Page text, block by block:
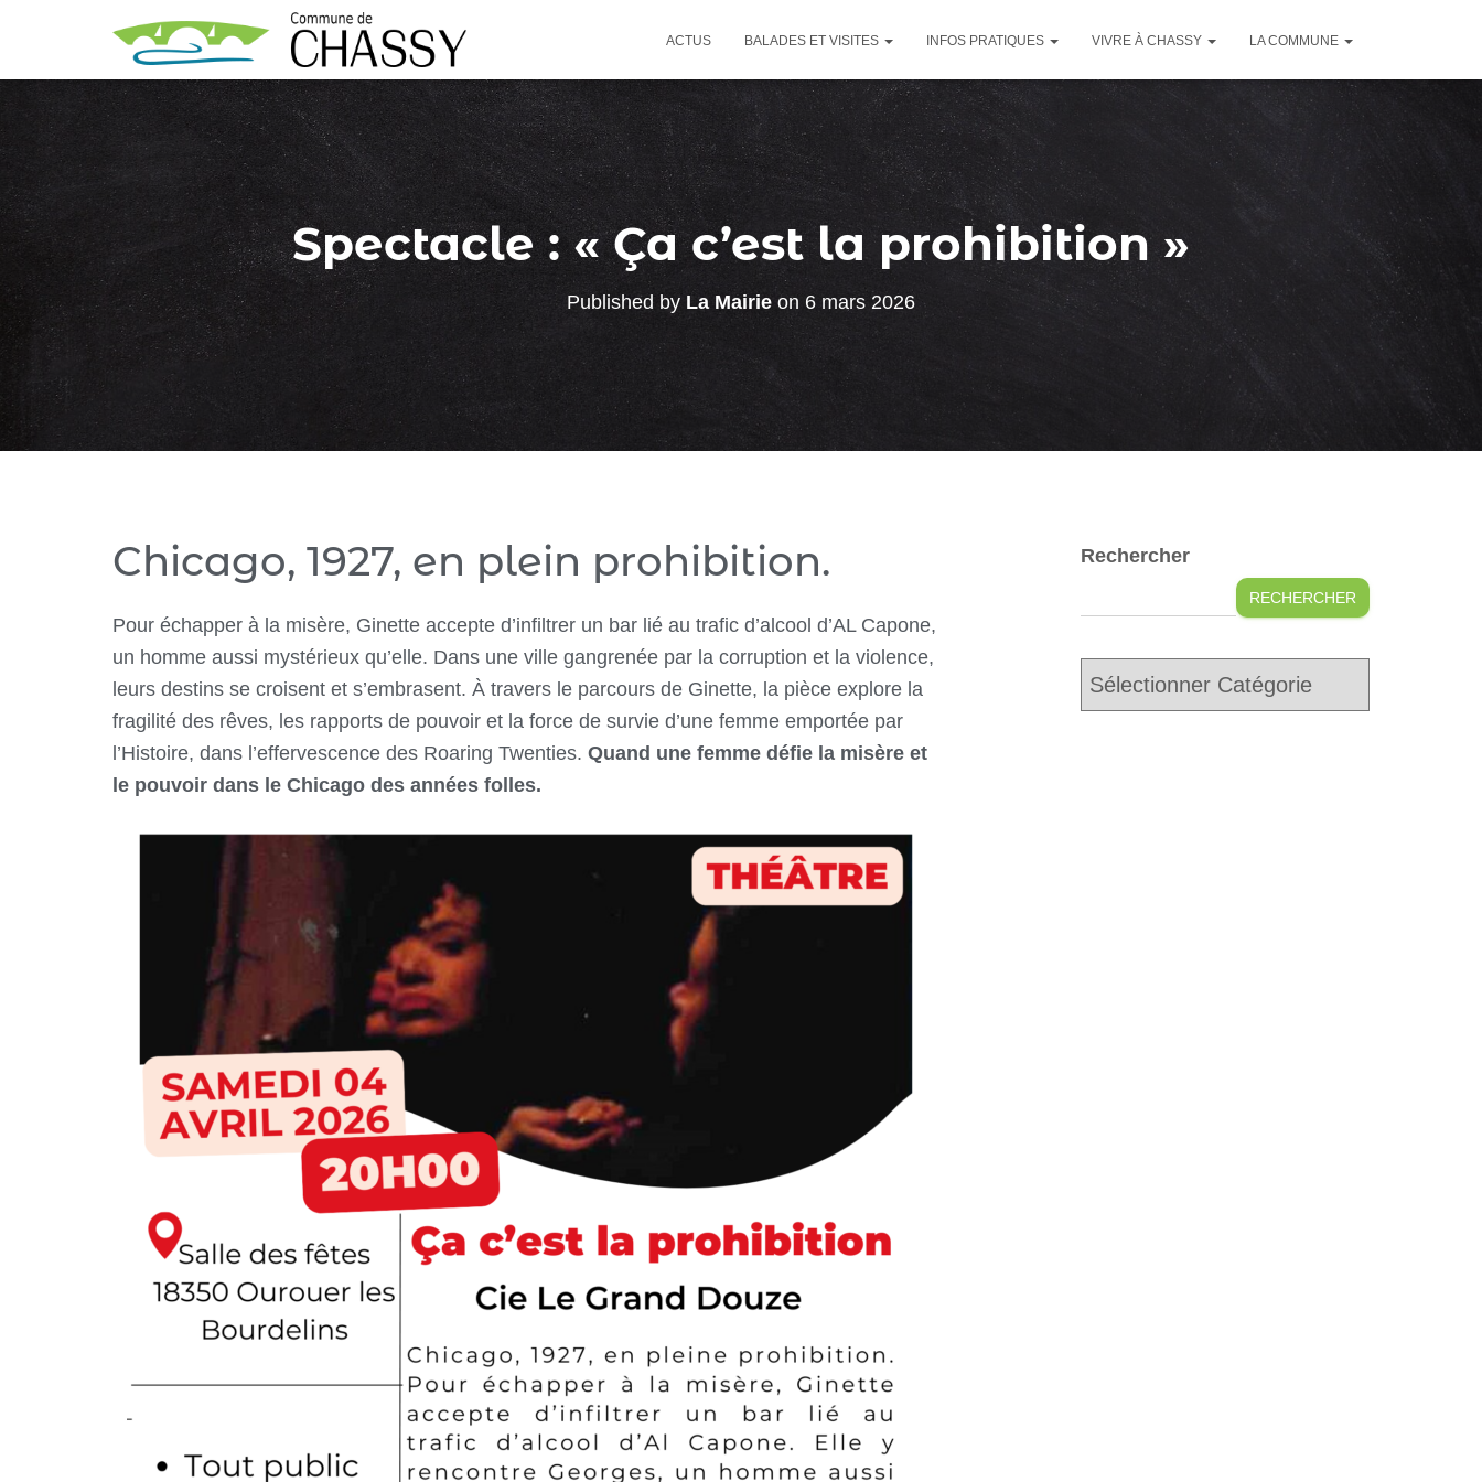
ACTUS BALADES ET VISITES INFOS PRATIQUES VIVRE À CHASSY LA COMMUNE
Spectacle : « Ça c’est la prohibition »
Published by La Mairie on 6 mars 2026
Chicago, 1927, en plein prohibition.
Pour échapper à la misère, Ginette accepte d’infiltrer un bar lié au trafic d’alcool d’AL Capone,
un homme aussi mystérieux qu’elle. Dans une ville gangrenée par la corruption et la violence,
leurs destins se croisent et s’embrasent. À travers le parcours de Ginette, la pièce explore la
fragilité des rêves, les rapports de pouvoir et la force de survie d’une femme emportée par
l’Histoire, dans l’effervescence des Roaring Twenties. Quand une femme défie la misère et
le pouvoir dans le Chicago des années folles.
Rechercher
RECHERCHER